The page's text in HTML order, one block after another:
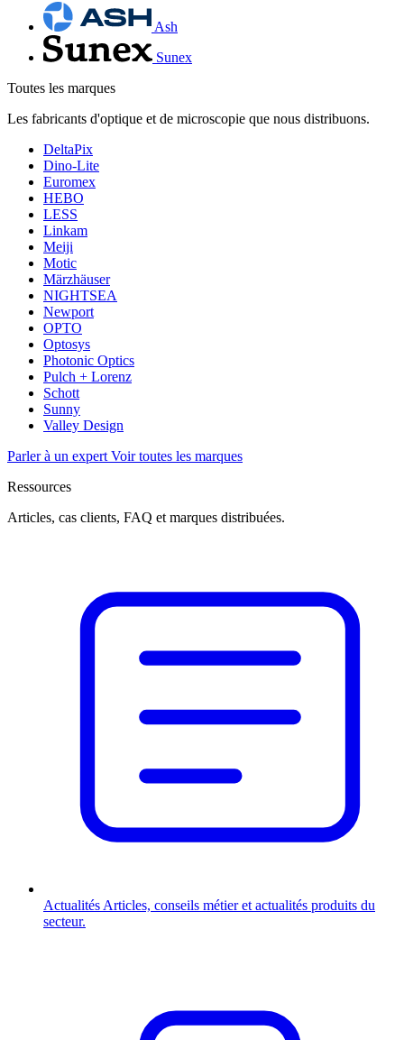
Ash
Sunex
Toutes les marques
Les fabricants d'optique et de microscopie que nous distribuons.
DeltaPix
Dino-Lite
Euromex
HEBO
LESS
Linkam
Meiji
Motic
Märzhäuser
NIGHTSEA
Newport
OPTO
Optosys
Photonic Optics
Pulch + Lorenz
Schott
Sunny
Valley Design
Parler à un expert Voir toutes les marques
Ressources
Articles, cas clients, FAQ et marques distribuées.
Actualités Articles, conseils métier et actualités produits du
secteur.